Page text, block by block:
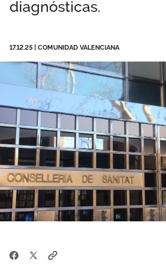
diagnósticas.
17.12.25 COMUNIDAD VALENCIANA